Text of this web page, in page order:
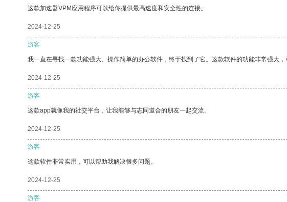
这款加速器VPM应用程序可以给你提供最高速度和安全性的连接。
2024-12-25
游客
我一直在寻找一款功能强大、操作简单的办公软件，终于找到了它。这款软件的功能非常强大
2024-12-25
游客
这款app就像我的社交平台，让我能够与志同道合的朋友一起交流。
2024-12-25
游客
这款软件非常实用，可以帮助我解决很多问题。
2024-12-25
游客